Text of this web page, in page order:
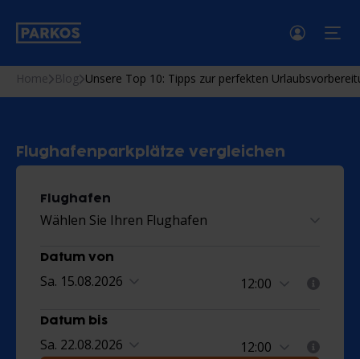
Home Blog Unsere Top 10: Tipps zur perfekten
Flughafenparkplätze vergleichen
Flughafen
Wählen Sie Ihren Flughafen
Datum von
Sa. 15.08.2026
Datum bis
Sa. 22.08.2026